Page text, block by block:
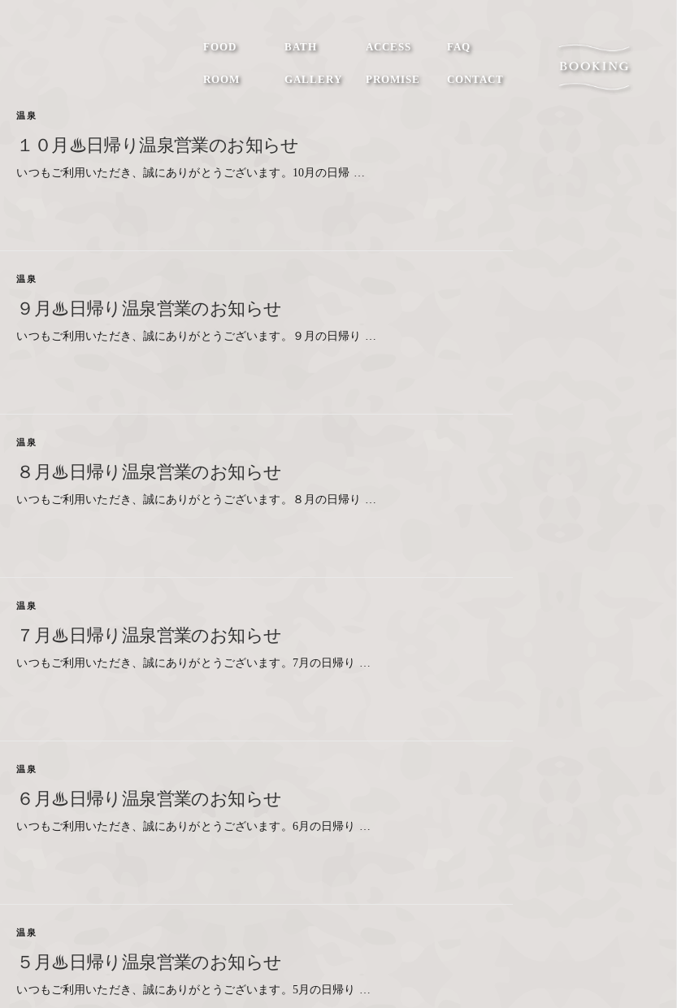
FOOD BATH ACCESS FAQ
ROOM GALLERY PROMISE CONTACT
温泉
１０月♨日帰り温泉営業のお知らせ
いつもご利用いただき、誠にありがとうございます。10月の日帰 …
温泉
９月♨日帰り温泉営業のお知らせ
いつもご利用いただき、誠にありがとうございます。９月の日帰り …
温泉
８月♨日帰り温泉営業のお知らせ
いつもご利用いただき、誠にありがとうございます。８月の日帰り …
温泉
７月♨日帰り温泉営業のお知らせ
いつもご利用いただき、誠にありがとうございます。7月の日帰り …
温泉
６月♨日帰り温泉営業のお知らせ
いつもご利用いただき、誠にありがとうございます。6月の日帰り …
温泉
５月♨日帰り温泉営業のお知らせ
いつもご利用いただき、誠にありがとうございます。5月の日帰り …